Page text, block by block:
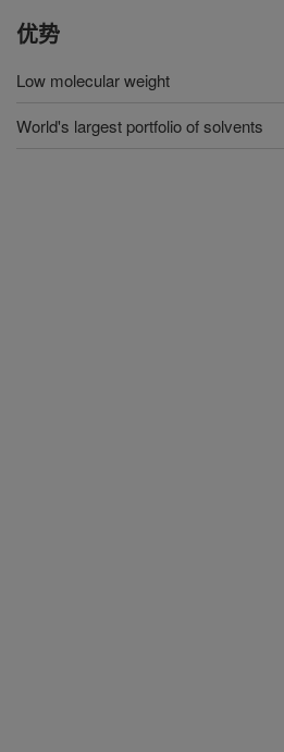
优势
Low molecular weight
World's largest portfolio of solvents